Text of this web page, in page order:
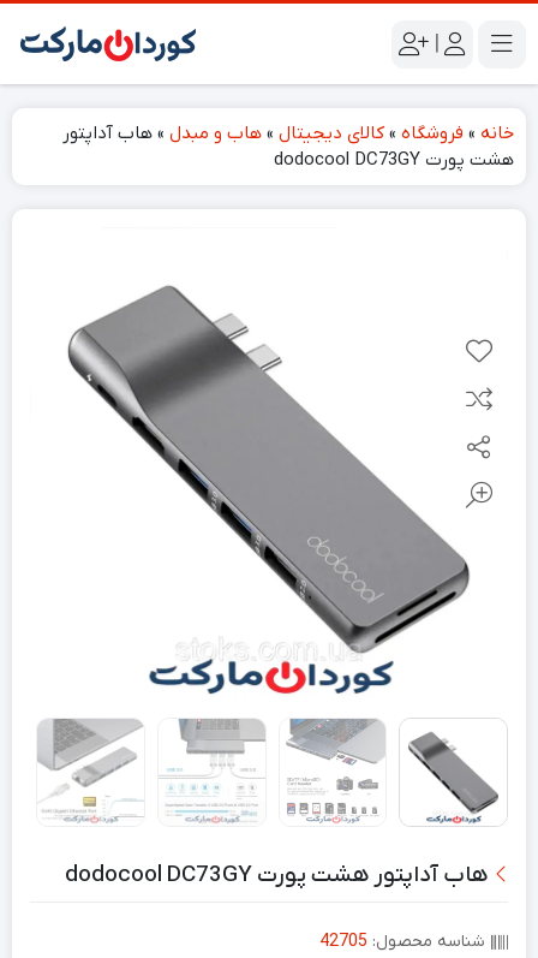
|
خانه » فروشگاه » کالای دیجیتال » هاب و مبدل » هاب آداپتور
هشت پورت dodocool DC73GY
هاب آداپتور هشت پورت dodocool DC73GY
شناسه محصول: 42705